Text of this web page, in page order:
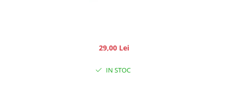
29,00 Lei
IN STOC